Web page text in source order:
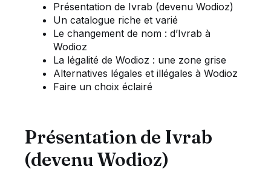
Présentation de Ivrab (devenu Wodioz)
Un catalogue riche et varié
Le changement de nom : d’Ivrab à
Wodioz
La légalité de Wodioz : une zone grise
Alternatives légales et illégales à Wodioz
Faire un choix éclairé
Présentation de Ivrab
(devenu Wodioz)